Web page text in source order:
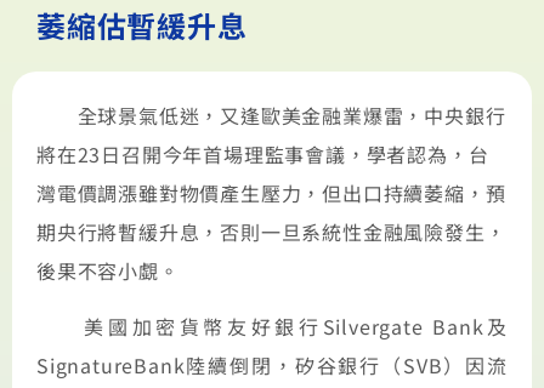
萎縮估暫緩升息
全球景氣低迷，又逢歐美金融業爆雷，中央銀行
將在23日召開今年首場理監事會議，學者認為，台
灣電價調漲雖對物價產生壓力，但出口持續萎縮，預
期央行將暫緩升息，否則一旦系統性金融風險發生，
後果不容小覷。
美國加密貨幣友好銀行Silvergate Bank及
SignatureBank陸續倒閉，矽谷銀行（SVB）因流